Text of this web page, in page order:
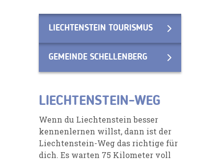
LIECHTENSTEIN TOURISMUS
GEMEINDE SCHELLENBERG
LIECHTENSTEIN-WEG
Wenn du Liechtenstein besser
kennenlernen willst, dann ist der
Liechtenstein-Weg das richtige für
dich. Es warten 75 Kilometer voll